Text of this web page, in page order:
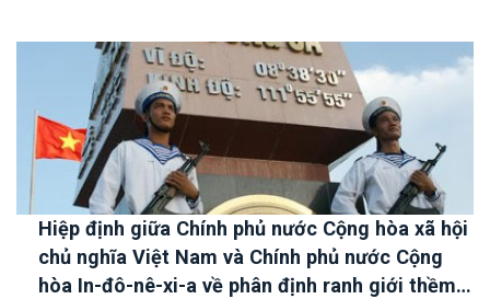
Hiệp định giữa Chính phủ nước Cộng hòa xã hội
chủ nghĩa Việt Nam và Chính phủ nước Cộng
hòa In-đô-nê-xi-a về phân định ranh giới thềm